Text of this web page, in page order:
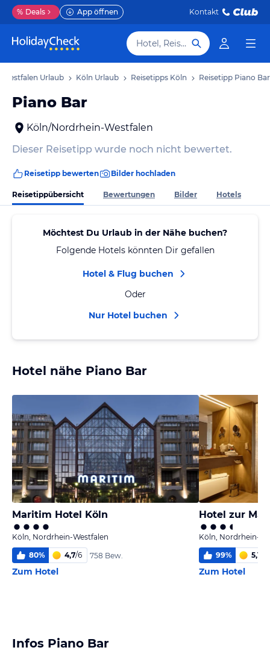
% Deals App öffnen Kontakt
Hotel, Reiseziel
Urlaub Köln Urlaub Reisetipps Köln Reisetipp Piano Bar
Piano Bar
Köln/Nordrhein-Westfalen
Dieser Reisetipp wurde noch nicht bewertet.
Reisetipp bewerten Bilder hochladen
Reisetippübersicht Bewertungen Bilder Hotels
Möchtest Du Urlaub in der Nähe buchen?
Folgende Hotels könnten Dir gefallen
Hotel & Flug buchen
Oder
Nur Hotel buchen
Hotel nähe Piano Bar
Maritim Hotel Köln
Köln, Nordrhein-Westfalen
80% 4,7/6 758 Bew.
Zum Hotel
Hotel zur
Köln, Nordrhein-
99% 5,1
Zum Hotel
Infos Piano Bar